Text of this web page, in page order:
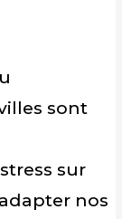
sont
sur
nos